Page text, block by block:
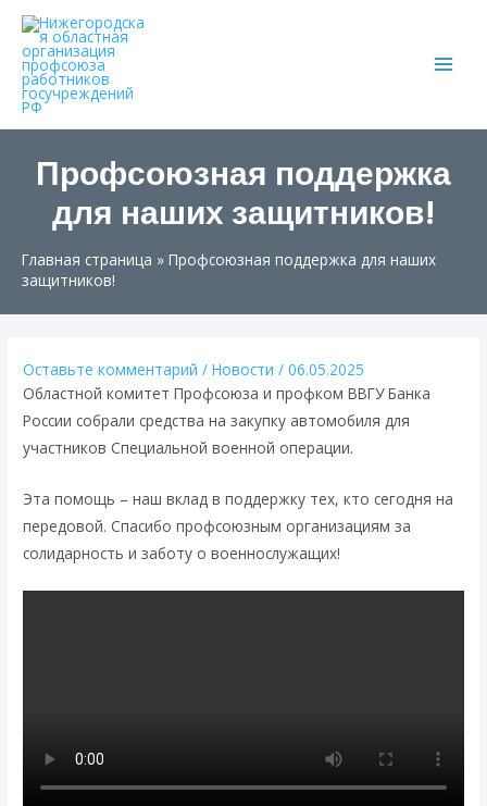
Профсоюзная поддержка
для наших защитников!
Главная страница » Профсоюзная поддержка для наших
защитников!
Оставьте комментарий /Новости /06.05.2025
Областной комитет Профсоюза и профком ВВГУ Банка
России собрали средства на закупку автомобиля для
участников Специальной военной операции.
Эта помощь – наш вклад в поддержку тех, кто сегодня на
передовой. Спасибо профсоюзным организациям за
солидарность и заботу о военнослужащих!